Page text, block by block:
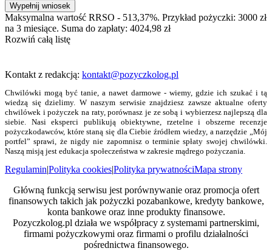
Wypełnij wniosek
Maksymalna wartość RRSO - 513,37%. Przykład pożyczki: 3000 zł
na 3 miesiące. Suma do zapłaty: 4024,98 zł
Rozwiń całą listę
Kontakt z redakcją: kontakt@pozyczkolog.pl
Chwilówki mogą być tanie, a nawet darmowe - wiemy, gdzie ich szukać i tą
wiedzą się dzielimy. W naszym serwisie znajdziesz zawsze aktualne oferty
chwilówek i pożyczek na raty, porównasz je ze sobą i wybierzesz najlepszą dla
siebie. Nasi eksperci publikują obiektywne, rzetelne i obszerne recenzje
pożyczkodawców, które staną się dla Ciebie źródłem wiedzy, a narzędzie „Mój
portfel” sprawi, że nigdy nie zapomnisz o terminie spłaty swojej chwilówki.
Naszą misją jest edukacja społeczeństwa w zakresie mądrego pożyczania.
Regulamin|Polityka cookies|Polityka prywatnościMapa strony
Główną funkcją serwisu jest porównywanie oraz promocja ofert
finansowych takich jak pożyczki pozabankowe, kredyty bankowe,
konta bankowe oraz inne produkty finansowe.
Pozyczkolog.pl działa we współpracy z systemami partnerskimi,
firmami pożyczkowymi oraz firmami o profilu działalności
pośrednictwa finansowego.